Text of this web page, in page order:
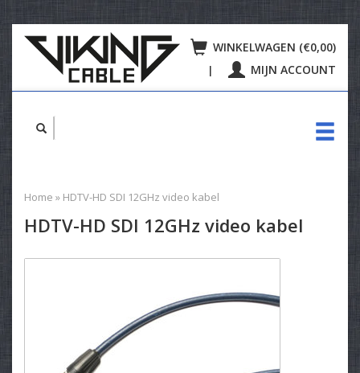
WINKELWAGEN (€0,00)
| MIJN ACCOUNT
Home » HDTV-HD SDI 12GHz video kabel
HDTV-HD SDI 12GHz video kabel